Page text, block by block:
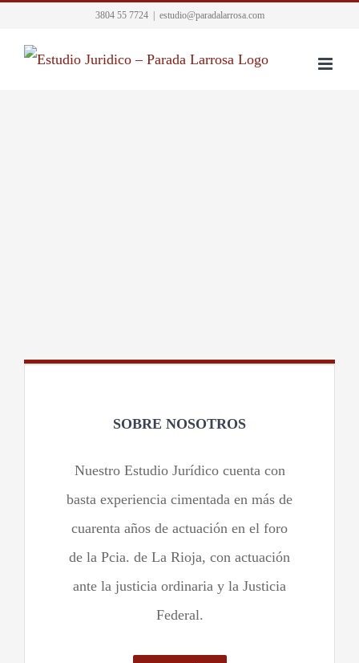
3804 55 7724 estudio@paradalarrosa.com
SOBRE NOSOTROS
Nuestro Estudio Jurídico cuenta con
basta experiencia cimentada en más de
cuarenta años de actuación en el foro
de la Pcia. de La Rioja, con actuación
ante la justicia ordinaria y la Justicia
Federal.